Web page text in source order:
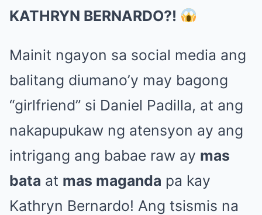
KATHRYN BERNARDO?!
Mainit ngayon sa social media ang
balitang diumano’y may bagong
“girlfriend” si Daniel Padilla, at ang
nakapupukaw ng atensyon ay ang
intrigang ang babae raw ay mas
bata at mas maganda pa kay
Kathryn Bernardo! Ang tsismis na